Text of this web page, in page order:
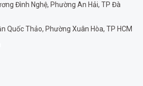
Đình Nghệ, Phường An Hải, TP Đà
Quốc Thảo, Phường Xuân Hòa, TP HCM